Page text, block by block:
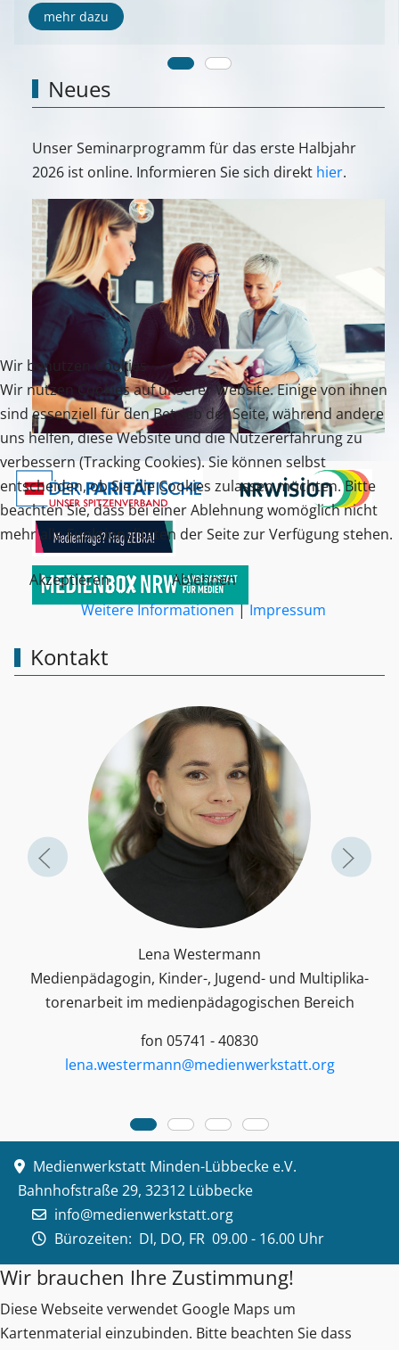
mehr dazu
Neues
Unser Seminarprogramm für das erste Halbjahr
2026 ist online. Informieren Sie sich direkt hier.
Kontakt
Lena Westermann
Medienpädagogin, Kinder-, Jugend- und Multiplika­
toren­arbeit im medienpädagogischen Bereich
fon 05741 - 40830
lena.westermann@medienwerkstatt.org
Medienwerkstatt Minden-Lübbecke e.V.
Bahnhofstraße 29, 32312 Lübbecke
info@medienwerkstatt.org
Bürozeiten: DI, DO, FR 09.00 - 16.00 Uhr
Wir brauchen Ihre Zustimmung!
Diese Webseite verwendet Google Maps um
Kartenmaterial einzubinden. Bitte beachten Sie dass
Wir benutzen Cookies
Wir nutzen Cookies auf unserer Website. Einige von ihnen
sind essenziell für den Betrieb der Seite, während andere
uns helfen, diese Website und die Nutzererfahrung zu
verbessern (Tracking Cookies). Sie können selbst
entscheiden, ob Sie die Cookies zulassen möchten. Bitte
beachten Sie, dass bei einer Ablehnung womöglich nicht
mehr alle Funktionalitäten der Seite zur Verfügung stehen.
Akzeptieren
Ablehnen
Weitere Informationen|Impressum